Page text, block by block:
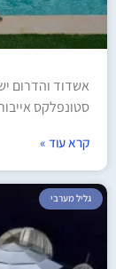
סטונפלקס
קרא עוד »
גליל מערבי